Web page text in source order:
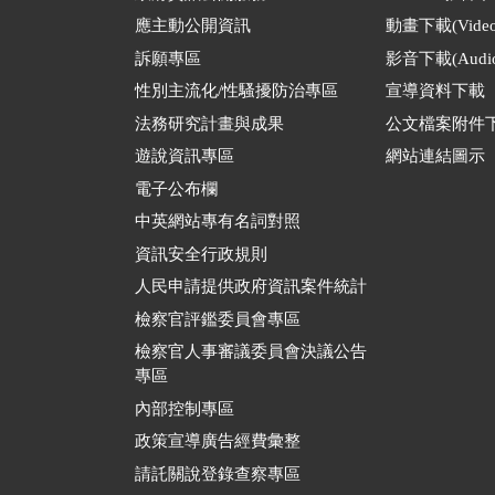
應主動公開資訊
訴願專區
性別主流化/性騷擾防治專區
法務研究計畫與成果
遊說資訊專區
電子公布欄
中英網站專有名詞對照
資訊安全行政規則
人民申請提供政府資訊案件統計
檢察官評鑑委員會專區
檢察官人事審議委員會決議公告
專區
內部控制專區
政策宣導廣告經費彙整
請託關說登錄查察專區
動畫下載
影音下載
宣導資料下載
公文檔案附件
網站連結圖示